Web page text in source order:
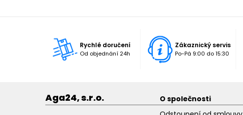
Rychlé doručení
Od objednání 24h
Zákaznický servis
Po-Pá 9:00 do 15:30
Aga24, s.r.o.
O společnosti